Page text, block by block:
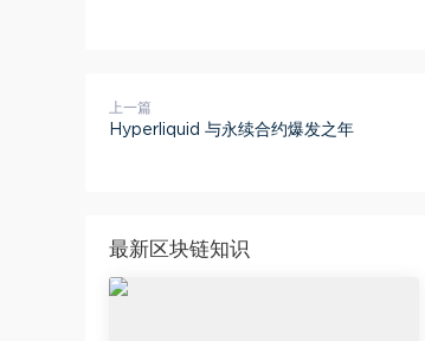
上一篇
Hyperliquid 与永续合约爆发之年
最新区块链知识